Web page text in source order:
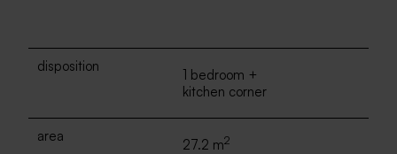
disposition
1 bedroom +
kitchen corner
area
27.2 m2